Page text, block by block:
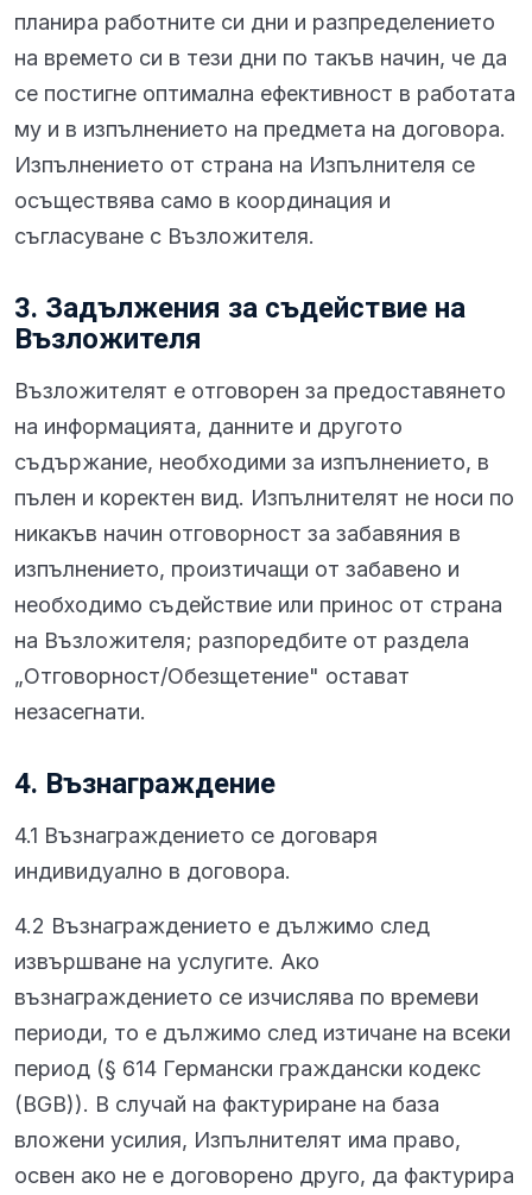
планира работните си дни и разпределението
на времето си в тези дни по такъв начин, че да
се постигне оптимална ефективност в работата
му и в изпълнението на предмета на договора.
Изпълнението от страна на Изпълнителя се
осъществява само в координация и
съгласуване с Възложителя.
3. Задължения за съдействие на
Възложителя
Възложителят е отговорен за предоставянето
на информацията, данните и другото
съдържание, необходими за изпълнението, в
пълен и коректен вид. Изпълнителят не носи по
никакъв начин отговорност за забавяния в
изпълнението, произтичащи от забавено и
необходимо съдействие или принос от страна
на Възложителя; разпоредбите от раздела
„Отговорност/Обезщетение" остават
незасегнати.
4. Възнаграждение
4.1 Възнаграждението се договаря
индивидуално в договора.
4.2 Възнаграждението е дължимо след
извършване на услугите. Ако
възнаграждението се изчислява по времеви
периоди, то е дължимо след изтичане на всеки
период (§ 614 Германски граждански кодекс
(BGB)). В случай на фактуриране на база
вложени усилия, Изпълнителят има право,
освен ако не е договорено друго, да фактурира